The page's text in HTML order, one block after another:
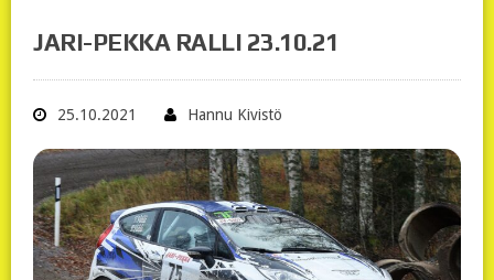
JARI-PEKKA RALLI 23.10.21
25.10.2021 Hannu Kivistö